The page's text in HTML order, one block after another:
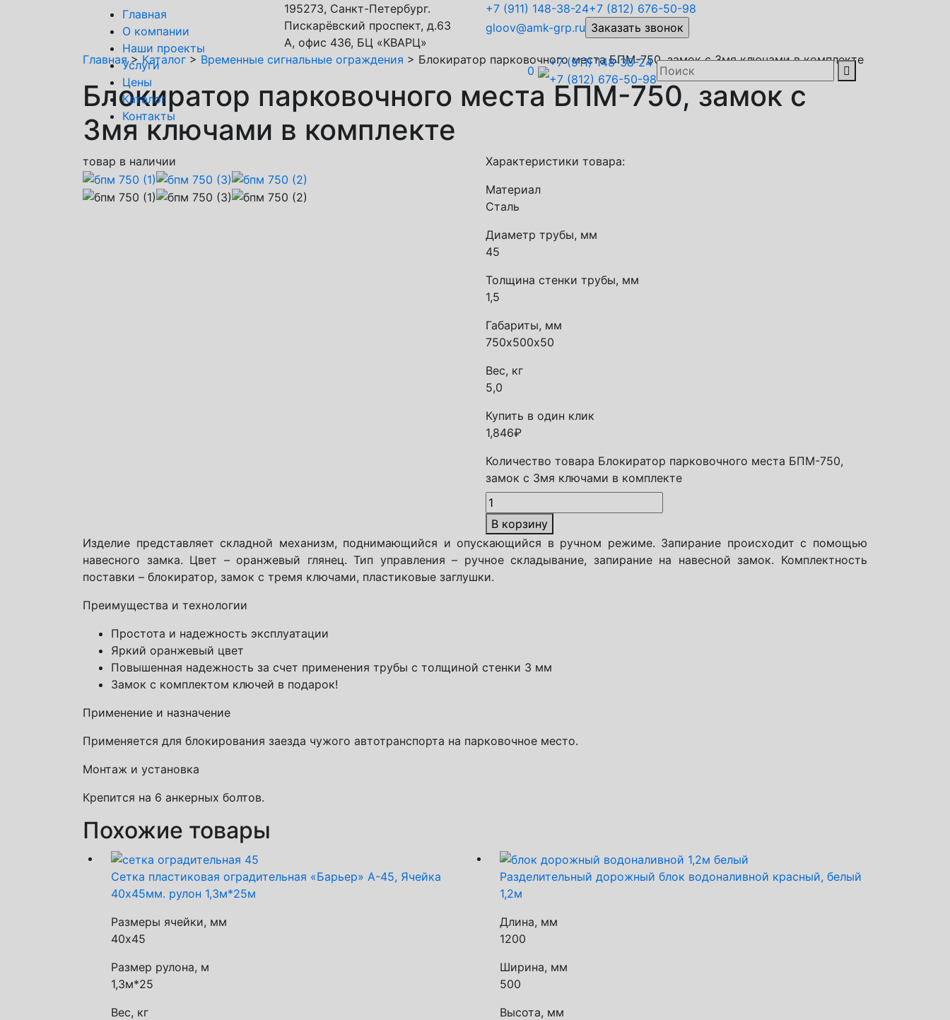
Главная
О компании
Наши проекты
Услуги
Цены
Каталог
Контакты
0
+7 (911) 148-38-24
+7 (812) 676-50-98

195273, Санкт-Петербург.
Пискарёвский проспект, д.63
А, офис 436, БЦ «КВАРЦ»
+7 (911) 148-38-24+7 (812) 676-50-98
gloov@amk-grp.ru
Главная>Каталог > Временные сигнальные ограждения > Блокиратор парковочного места БПМ-750, замок с 3мя ключами в комплекте
Блокиратор парковочного места БПМ-750, замок с
3мя ключами в комплекте
товар в наличии
Характеристики товара:
Материал
Сталь
Диаметр трубы, мм
45
Толщина стенки трубы, мм
1,5
Габариты, мм
750х500х50
Вес, кг
5,0
Купить в один клик
1,846₽
Количество товара Блокиратор парковочного места БПМ-750,
замок с 3мя ключами в комплекте
В корзину
Изделие представляет складной механизм, поднимающийся и опускающийся в ручном режиме. Запирание происходит с помощью
навесного замка. Цвет – оранжевый глянец. Тип управления – ручное складывание, запирание на навесной замок. Комплектность
поставки – блокиратор, замок с тремя ключами, пластиковые заглушки.
Преимущества и технологии
Простота и надежность эксплуатации
Яркий оранжевый цвет
Повышенная надежность за счет применения трубы с толщиной стенки 3 мм
Замок с комплектом ключей в подарок!
Применение и назначение
Применяется для блокирования заезда чужого автотранспорта на парковочное место.
Монтаж и установка
Крепится на 6 анкерных болтов.
Похожие товары
Сетка пластиковая оградительная «Барьер» А-45, Ячейка
40х45мм. рулон 1,3м*25м
Размеры ячейки, мм
40х45
Размер рулона, м
1,3м*25
Вес, кг
Разделительный дорожный блок водоналивной красный, белый
1,2м
Длина, мм
1200
Ширина, мм
500
Высота, мм